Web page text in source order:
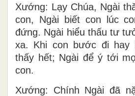
Xướng: Lạy Chúa, Ngài
con, Ngài biết con lúc
đứng. Ngài hiểu thấu tư
xa. Khi con bước đi hay
thấy hết; Ngài để ý tới
con.
Xướng: Chính Ngài đã